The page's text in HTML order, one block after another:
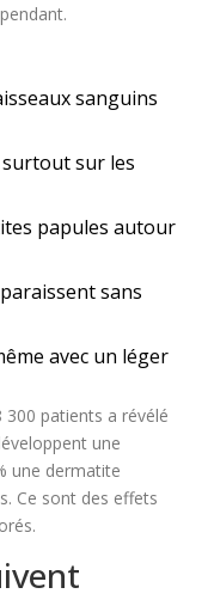
sanguins
sur les
papules autour
sans
avec un léger
patients a révélé
une
une dermatite
Ce sont des effets